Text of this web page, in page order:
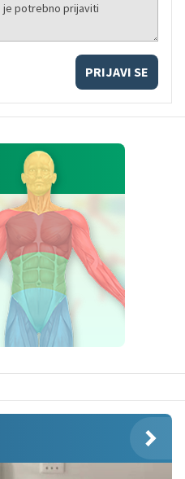
PRIJAVI SE